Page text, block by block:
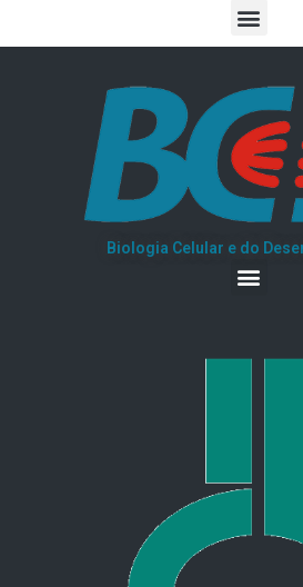
Biologia Celular e do